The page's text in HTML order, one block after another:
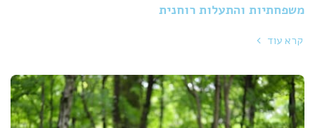
משפחתיות והתעלות רוחנית
קרא עוד